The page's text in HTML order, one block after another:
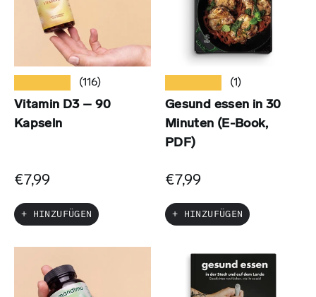
(116)
Vitamin D3 – 90
Kapseln
€7,99
+ HINZUFÜGEN
(1)
Gesund essen in 30
Minuten (E-Book,
PDF)
€7,99
+ HINZUFÜGEN